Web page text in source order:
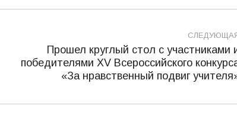
Следующая
Прошел круглый стол с участниками
победителями XV Всероссийского
«За нравственный подвиг